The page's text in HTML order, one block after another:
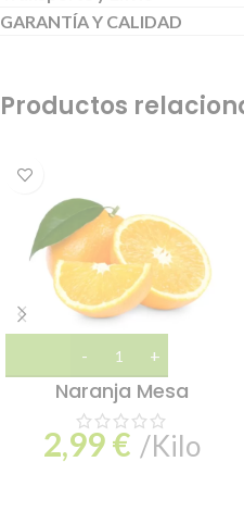
GARANTÍA Y CALIDAD
Productos
Naranja Mesa
2,99€ /Kilo